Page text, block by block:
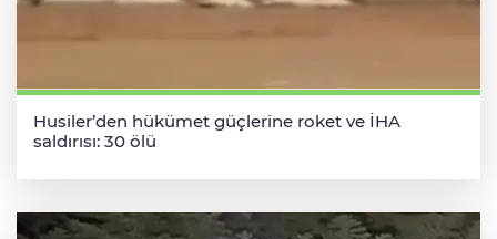
Husiler’den hükümet güçlerine roket ve İHA
saldırısı: 30 ölü